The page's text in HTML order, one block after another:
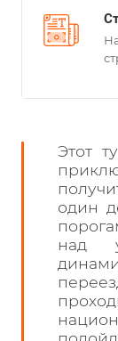
Этот
один
над